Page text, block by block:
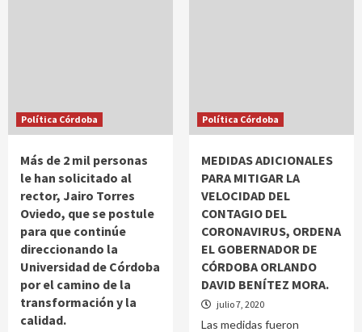
Política Córdoba
Más de 2 mil personas
le han solicitado al
rector, Jairo Torres
Oviedo, que se postule
para que continúe
direccionando la
Universidad de Córdoba
por el camino de la
transformación y la
calidad.
Política Córdoba
MEDIDAS ADICIONALES
PARA MITIGAR LA
VELOCIDAD DEL
CONTAGIO DEL
CORONAVIRUS, ORDENA
EL GOBERNADOR DE
CÓRDOBA ORLANDO
DAVID BENÍTEZ MORA.
julio 7, 2020
Las medidas fueron